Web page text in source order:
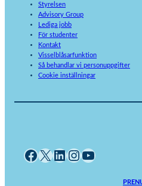
Styrelsen
Advisory Group
Lediga jobb
För studenter
Kontakt
Visselblåsarfunktion
Så behandlar vi personuppgifter
Cookie inställningar
Facebook X LinkedIn InstagramYouTube